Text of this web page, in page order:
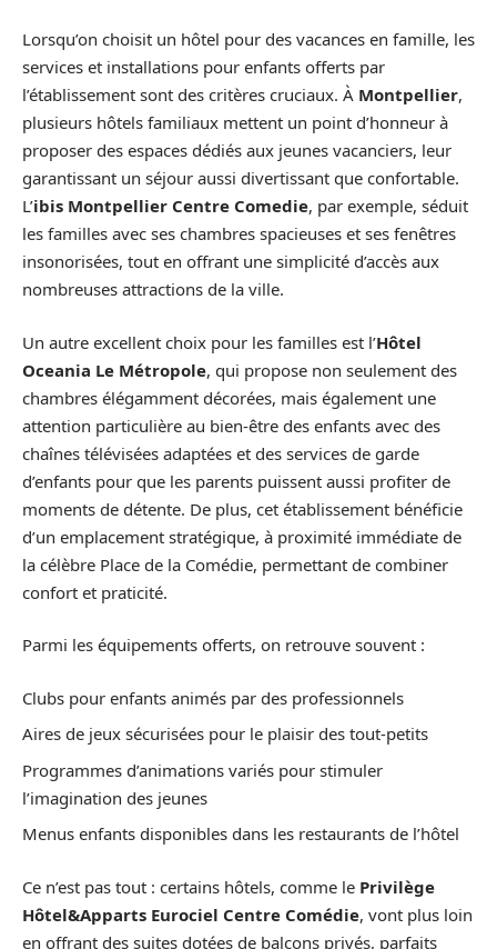
Lorsqu’on choisit un hôtel pour des vacances en famille, les
services et installations pour enfants offerts par
l’établissement sont des critères cruciaux. À Montpellier,
plusieurs hôtels familiaux mettent un point d’honneur à
proposer des espaces dédiés aux jeunes vacanciers, leur
garantissant un séjour aussi divertissant que confortable.
L’ibis Montpellier Centre Comedie, par exemple, séduit
les familles avec ses chambres spacieuses et ses fenêtres
insonorisées, tout en offrant une simplicité d’accès aux
nombreuses attractions de la ville.
Un autre excellent choix pour les familles est l’Hôtel
Oceania Le Métropole, qui propose non seulement des
chambres élégamment décorées, mais également une
attention particulière au bien-être des enfants avec des
chaînes télévisées adaptées et des services de garde
d’enfants pour que les parents puissent aussi profiter de
moments de détente. De plus, cet établissement bénéficie
d’un emplacement stratégique, à proximité immédiate de
la célèbre Place de la Comédie, permettant de combiner
confort et praticité.
Parmi les équipements offerts, on retrouve souvent :
Clubs pour enfants animés par des professionnels
Aires de jeux sécurisées pour le plaisir des tout-petits
Programmes d’animations variés pour stimuler
l’imagination des jeunes
Menus enfants disponibles dans les restaurants de l’hôtel
Ce n’est pas tout : certains hôtels, comme le Privilège
Hôtel&Apparts Eurociel Centre Comédie, vont plus loin
en offrant des suites dotées de balcons privés, parfaits